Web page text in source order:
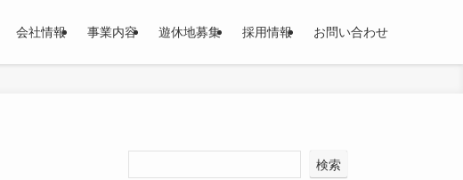
会社情報 事業内容 遊休地募集 採用情報 お問い合わせ
検索